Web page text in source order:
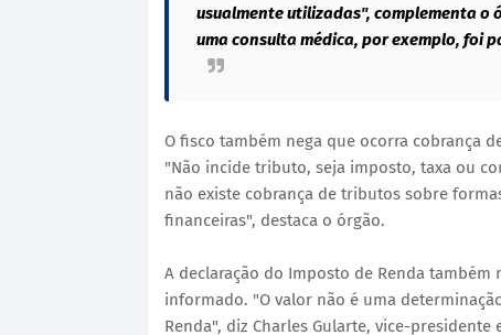
usualmente utilizadas", complementa o
uma consulta médica, por exemplo, foi
O fisco também nega que ocorra cobrança
"Não incide tributo, seja imposto, taxa ou
não existe cobrança de tributos sobre
financeiras", destaca o órgão.
A declaração do Imposto de Renda
informado. "O valor não é uma
Renda", diz Charles Gularte, vice-